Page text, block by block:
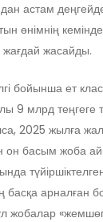
астам
өнімнің
жағдай жасайды.
бойынша ет
9 млрд теңгеге
2025 жылға
он басым жоба
басқа арналған
жобалар